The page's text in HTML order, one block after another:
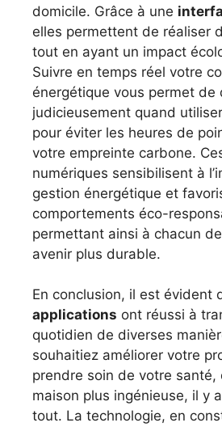
domicile. Grâce à une
elles permettent de réaliser
tout en ayant un impact
Suivre en temps réel votre
énergétique vous permet de
judicieusement quand
pour éviter les heures de
votre empreinte carbone.
numériques sensibilisent à
gestion énergétique et
comportements éco-
permettant ainsi à chacun
avenir plus durable.
En conclusion, il est évident
applications ont réussi à
quotidien de diverses
souhaitiez améliorer votre
prendre soin de votre santé,
maison plus ingénieuse, il y
tout. La technologie, en